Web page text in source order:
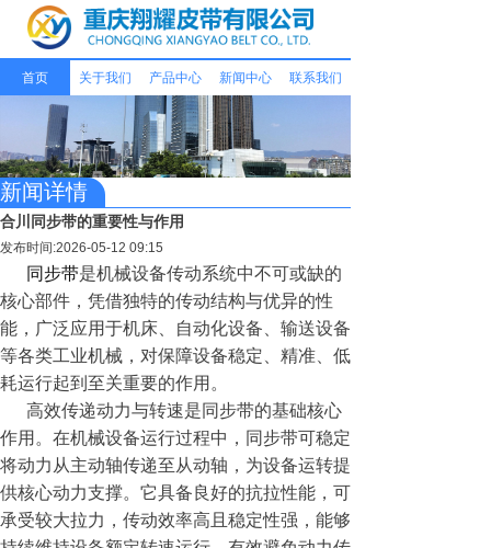
首页 关于我们 产品中心 新闻中心 联系我们
新闻详情
合川同步带的重要性与作用
发布时间:2026-05-12 09:15
同步带是机械设备传动系统中不可或缺的
核心部件，凭借独特的传动结构与优异的性
能，广泛应用于机床、自动化设备、输送设备
等各类工业机械，对保障设备稳定、精准、低
耗运行起到至关重要的作用。
高效传递动力与转速是同步带的基础核心
作用。在机械设备运行过程中，同步带可稳定
将动力从主动轴传递至从动轴，为设备运转提
供核心动力支撑。它具备良好的抗拉性能，可
承受较大拉力，传动效率高且稳定性强，能够